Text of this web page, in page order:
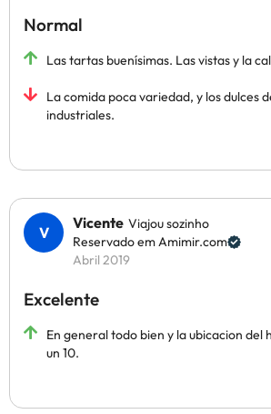
Normal
Las tartas buenísimas. Las vistas y la
La comida poca variedad, y los dulces
industriales.
Vicente Viajou sozinho
Reservado em Amimir.com
Abril 2019
Excelente
En general todo bien y la ubicacion
un 10.